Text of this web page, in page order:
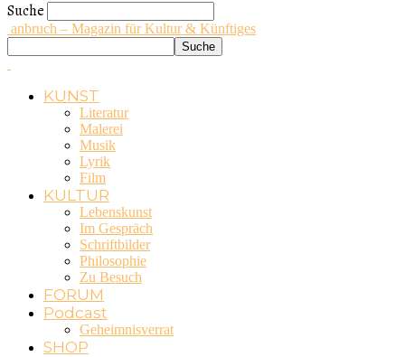
Suche
anbruch – Magazin für Kultur & Künftiges
KUNST
Literatur
Malerei
Musik
Lyrik
Film
KULTUR
Lebenskunst
Im Gespräch
Schriftbilder
Philosophie
Zu Besuch
FORUM
Podcast
Geheimnisverrat
SHOP